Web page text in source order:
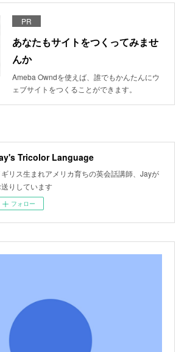
PR
あなたもサイトをつくってみませ
んか
Ameba Owndを使えば、誰でもかんたんにウ
ェブサイトをつくることができます。
Tricolor Language
ギリス生まれアメリカ育ちの英会話講師、Jayが
送りしています
フォロー